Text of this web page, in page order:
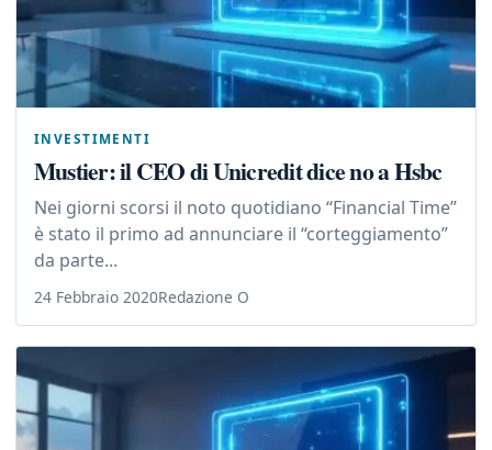
INVESTIMENTI
Mustier: il CEO di Unicredit dice no a Hsbc
Nei giorni scorsi il noto quotidiano “Financial Time”
è stato il primo ad annunciare il “corteggiamento”
da parte...
24 Febbraio 2020Redazione O